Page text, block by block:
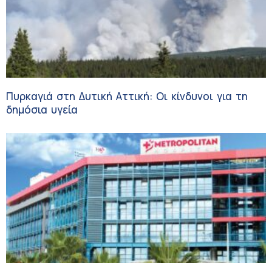
Πυρκαγιά στη Δυτική Αττική: Οι κίνδυνοι για τη
δημόσια υγεία